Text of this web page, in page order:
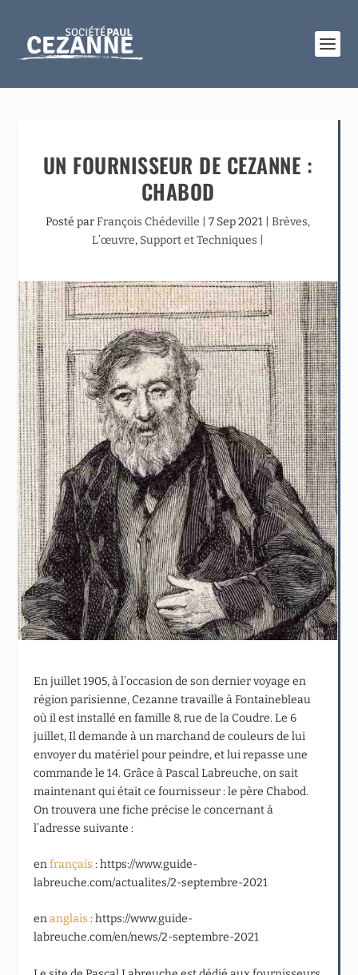
UN FOURNISSEUR DE CEZANNE :
CHABOD
Posté parFrançois Chédeville 7 Sep 2021 Brèves,
L’œuvre, Support et Techniques
En juillet 1905, à l’occasion de son dernier voyage en
région parisienne, Cezanne travaille à Fontainebleau
où il est installé en famille 8, rue de la Coudre. Le 6
juillet, Il demande à un marchand de couleurs de lui
envoyer du matériel pour peindre, et lui repasse une
commande le 14. Grâce à Pascal Labreuche, on sait
maintenant qui était ce fournisseur : le père Chabod.
On trouvera une fiche précise le concernant à
l’adresse suivante :
enfrançais : https://www.guide-
labreuche.com/actualites/2-septembre-2021
enanglais : https://www.guide-
labreuche.com/en/news/2-septembre-2021